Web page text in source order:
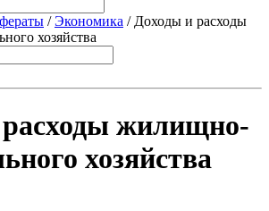
/Экономика / Доходы и расходы
хозяйства
жилищно-
хозяйства